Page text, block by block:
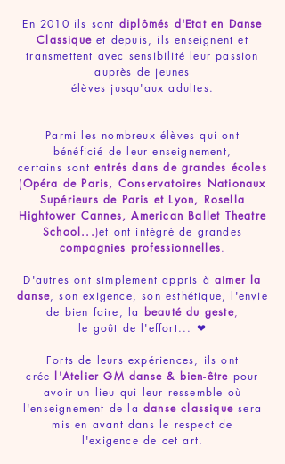
En 2010 ils sont diplômés d'Etat en Danse
Classique et depuis, ils enseignent et
transmettent avec sensibilitéleur passion
auprès de jeunes
élèves jusqu'aux adultes.
Parmi les nombreux élèves qui ont
bénéficié de leur enseignement,
certains sont entrés dans de grandes écoles
(Opéra de Paris, Conservatoires Nationaux
Supérieurs de Paris et Lyon, Rosella
Hightower Cannes, American Ballet Theatre
School...)et ont intégré de grandes
compagnies professionnelles.
D'autres ont simplement appris à aimer la
danse, son exigence, son esthétique, l'envie
de bien faire, la beauté du geste,
le goût de l'effort... ❤
Forts de leurs expériences, ils ont
crée l'Atelier GM danse & bien-être pour
avoir un lieu qui leur ressemble où
l'enseignement de la danse classique sera
mis en avant dans le respect de
l'exigence de cet art.